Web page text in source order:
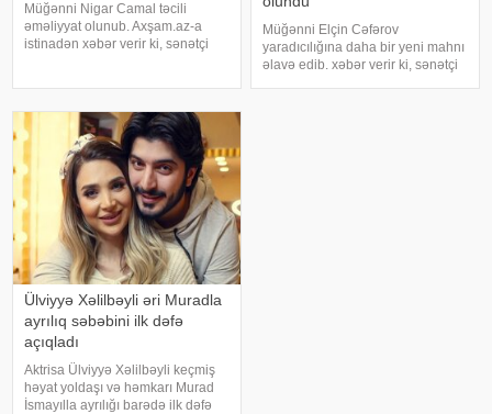
Müğənni Nigar Camal təcili
əməliyyat olunub. Axşam.az-a
istinadən xəbər verir ki, sənətçi
olduğunu bildirib:. "Bu gün
gözlənilmədə
Müğənni Elçin Cəfərov
yaradıcılığına daha bir yeni mahnı
əlavə edib. xəbər verir ki, sənətçi
Ülviyyə Xəlilbəyli əri Muradla
ayrılıq səbəbini ilk dəfə
açıqladı
Aktrisa Ülviyyə Xəlilbəyli keçmiş
həyat yoldaşı və həmkarı Murad
İsmayılla ayrılığı barədə ilk dəfə